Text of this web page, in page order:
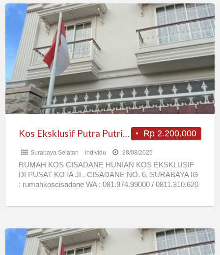
Eksklusif
Putra
Putri
Pasutri
Eksekutif
Baru
Mewah
Full
Surabaya
Darmo
Rp 2.200.000
Kos Eksklusif Putra Putri Pasutri Eksekutif Baru Mewah Full AC Bersih Surabaya Darmo
Surabaya Selatan individu 28/08/2025
RUMAH KOS CISADANE HUNIAN KOS EKSKLUSIF
DI PUSAT KOTA JL. CISADANE NO. 6, SURABAYA IG
: rumahkoscisadane WA : 081.974.99000 / 0811.310.620
EKSKLUSIF